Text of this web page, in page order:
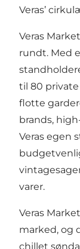
Veras’
Veras
rundt. Med
til 80
flotte
brands,
Veras egen
varer.
Veras
marked, og
chillet